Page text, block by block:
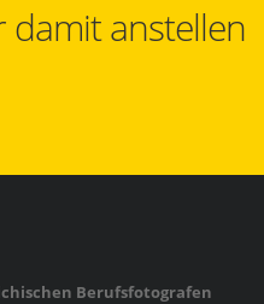
damit anstellen
Berufsfotografen